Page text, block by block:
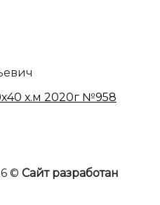
х.м 2020г №958
© Сайт разработан